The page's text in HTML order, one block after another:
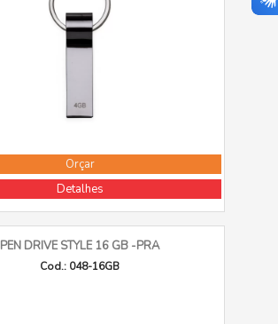
Orçar
Detalhes
PEN DRIVE STYLE 16 GB -PRA
Cod.: 048-16GB